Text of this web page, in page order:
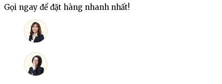
Alpha
Estate
Malagouzia
Gọi ngay để đặt hàng nhanh nhất!